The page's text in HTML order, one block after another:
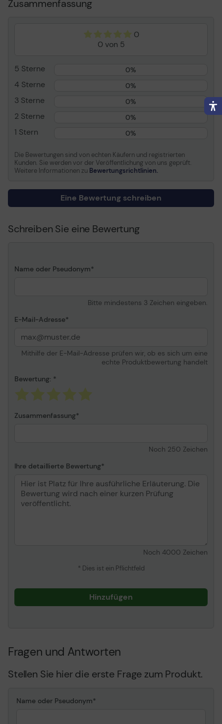
PIXMA iP3600, iP4600,
iP4700, MP540, MP550,
MP640, MP980, MP990,
Verbrauchsmaterial
Verbrauchsmaterialtyp
Tintenbehälter
Drucktechnologie
Tintenstrahl
Kapazität
9 ml
Canon ChromaLife100
Informationen zur Kompatibilität
iP4600, iP4700, MP540,
Zusammenfassung
0
0 von 5
5 Sterne 0%
4 Sterne 0%
3 Sterne 0%
2 Sterne 0%
1 Stern 0%
Die Bewertungen sind von echten Käufern und registrierten
Kunden. Sie werden vor der Veröffentlichung von uns geprüft.
Weitere Informationen zu Bewertungsrichtlinien.
Eine Bewertung schreiben
Schreiben Sie eine Bewertung
Name oder Pseudonym
Bitte mindestens 3 Zeichen eingeben.
E-Mail-Adresse
Mithilfe der E-Mail-Adresse prüfen wir, ob es sich um eine
echte Produktbewertung handelt
Bewertung:
Zusammenfassung
Noch 250 Zeichen
Ihre detaillierte Bewertung
Noch 4000 Zeichen
* Dies ist ein Pflichtfeld
Hinzufügen
Fragen und Antworten
Stellen Sie hier die erste Frage zum Produkt.
Name oder Pseudonym